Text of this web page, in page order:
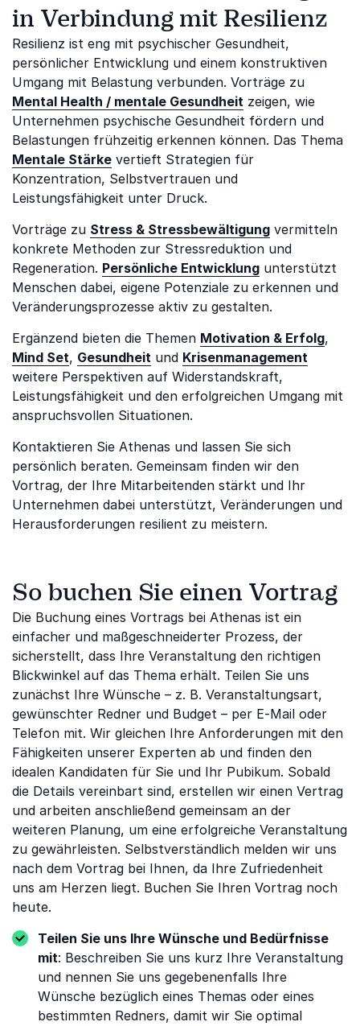
in Verbindung mit Resilienz
Resilienz ist eng mit psychischer Gesundheit,
persönlicher Entwicklung und einem konstruktiven
Umgang mit Belastung verbunden. Vorträge zu
Mental Health / mentale Gesundheit zeigen, wie
Unternehmen psychische Gesundheit fördern und
Belastungen frühzeitig erkennen können. Das Thema
Mentale Stärke vertieft Strategien für
Konzentration, Selbstvertrauen und
Leistungsfähigkeit unter Druck.
Vorträge zu Stress & Stressbewältigung vermitteln
konkrete Methoden zur Stressreduktion und
Regeneration. Persönliche Entwicklung unterstützt
Menschen dabei, eigene Potenziale zu erkennen und
Veränderungsprozesse aktiv zu gestalten.
Ergänzend bieten die Themen Motivation & Erfolg,
Mind Set, Gesundheit und Krisenmanagement
weitere Perspektiven auf Widerstandskraft,
Leistungsfähigkeit und den erfolgreichen Umgang mit
anspruchsvollen Situationen.
Kontaktieren Sie Athenas und lassen Sie sich
persönlich beraten. Gemeinsam finden wir den
Vortrag, der Ihre Mitarbeitenden stärkt und Ihr
Unternehmen dabei unterstützt, Veränderungen und
Herausforderungen resilient zu meistern.
So buchen Sie einen Vortrag
Die Buchung eines Vortrags bei Athenas ist ein
einfacher und maßgeschneiderter Prozess, der
sicherstellt, dass Ihre Veranstaltung den richtigen
Blickwinkel auf das Thema erhält. Teilen Sie uns
zunächst Ihre Wünsche – z. B. Veranstaltungsart,
gewünschter Redner und Budget – per E-Mail oder
Telefon mit. Wir gleichen Ihre Anforderungen mit den
Fähigkeiten unserer Experten ab und finden den
idealen Kandidaten für Sie und Ihr Pubikum. Sobald
die Details vereinbart sind, erstellen wir einen Vertrag
und arbeiten anschließend gemeinsam an der
weiteren Planung, um eine erfolgreiche Veranstaltung
zu gewährleisten. Selbstverständlich melden wir uns
nach dem Vortrag bei Ihnen, da Ihre Zufriedenheit
uns am Herzen liegt. Buchen Sie Ihren Vortrag noch
heute.
Teilen Sie uns Ihre Wünsche und Bedürfnisse
mit: Beschreiben Sie uns kurz Ihre Veranstaltung
und nennen Sie uns gegebenenfalls Ihre
Wünsche bezüglich eines Themas oder eines
bestimmten Redners, damit wir Sie optimal